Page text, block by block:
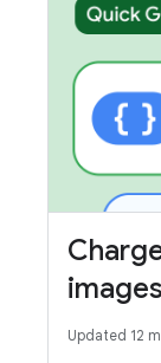
images
Updated 12